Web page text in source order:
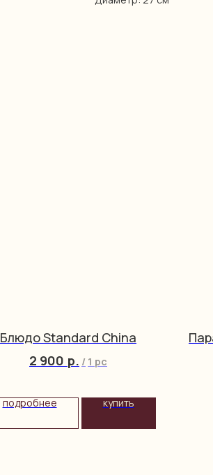
Блюдо Standard China
2 900 р. / 1 pc
подробнее купить